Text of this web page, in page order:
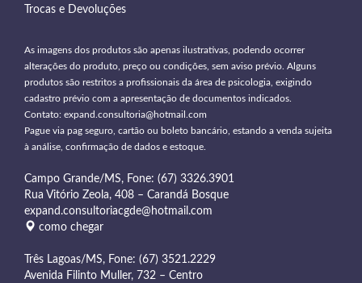
Trocas e Devoluções
As imagens dos produtos são apenas ilustrativas, podendo ocorrer
alterações do produto, preço ou condições, sem aviso prévio. Alguns
produtos são restritos a profissionais da área de psicologia, exigindo
cadastro prévio com a apresentação de documentos indicados.
Contato: expand.consultoria@hotmail.com
Pague via pag seguro, cartão ou boleto bancário, estando a venda sujeita
à análise, confirmação de dados e estoque.
Campo Grande/MS, Fone: (67) 3326.3901
Rua Vitório Zeola, 408 – Carandá Bosque
expand.consultoriacgde@hotmail.com
como chegar
Três Lagoas/MS, Fone: (67) 3521.2229
Avenida Filinto Muller, 732 – Centro